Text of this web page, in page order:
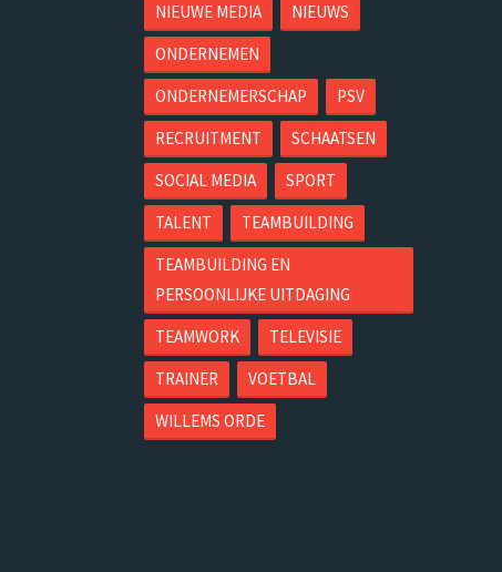
NIEUWE MEDIA
NIEUWS
ONDERNEMEN
ONDERNEMERSCHAP
PSV
RECRUITMENT
SCHAATSEN
SOCIAL MEDIA
SPORT
TALENT
TEAMBUILDING
TEAMBUILDING EN
PERSOONLIJKE UITDAGING
TEAMWORK
TELEVISIE
TRAINER
VOETBAL
WILLEMS ORDE